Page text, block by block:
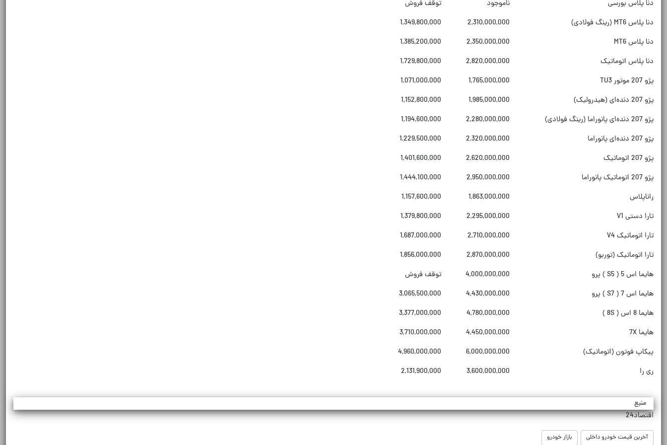
دنا پلاس بورسی
ناموجود
توقف فروش
دنا پلاس MT6 (رینگ فولادی)
2,310,000,000
1,349,800,000
دنا پلاس MT6
2,350,000,000
1,385,200,000
دنا پلاس اتوماتیک
2,820,000,000
1,729,800,000
پژو 207 موتور TU3
1,765,000,000
1,071,000,000
پژو 207 دنده‌ای (هیدرولیک)
1,985,000,000
1,152,800,000
پژو 207 دنده‌ای پانوراما (رینگ فولادی)
2,280,000,000
1,194,600,000
پژو 207 دنده‌ای پانوراما
2,320,000,000
1,229,500,000
پژو 207 اتوماتیک
2,620,000,000
1,401,600,000
پژو 207 اتوماتیک پانوراما
2,950,000,000
1,444,100,000
راناپلاس
1,863,000,000
1,157,600,000
تارا دستی V1
2,295,000,000
1,379,800,000
تارا اتوماتیک V4
2,710,000,000
1,687,000,000
تارا اتوماتیک (توربو)
2,870,000,000
1,856,000,000
هایما اس 5 ( S5 ) پرو
4,000,000,000
توقف فروش
هایما اس 7 ( S7 ) پرو
4,430,000,000
3,065,500,000
هایما 8 اس ( 8S )
4,780,000,000
3,377,000,000
هایما 7X
4,450,000,000
3,710,000,000
پیکاپ فوتون (اتوماتیک)
6,000,000,000
4,960,000,000
ری را
3,600,000,000
2,131,900,000
منبع
اقتصاد24
آخرین قیمت خودرو داخلی بازار خودرو